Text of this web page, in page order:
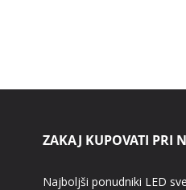
ZAKAJ KUPOVATI PRI
Najboljši ponudniki LED